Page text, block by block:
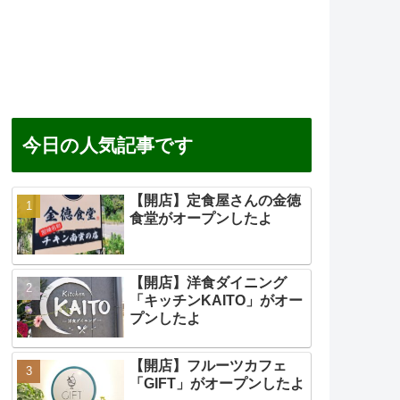
今日の人気記事です
【開店】定食屋さんの金徳
食堂がオープンしたよ
【開店】洋食ダイニング
「キッチンKAITO」がオー
プンしたよ
【開店】フルーツカフェ
「GIFT」がオープンしたよ